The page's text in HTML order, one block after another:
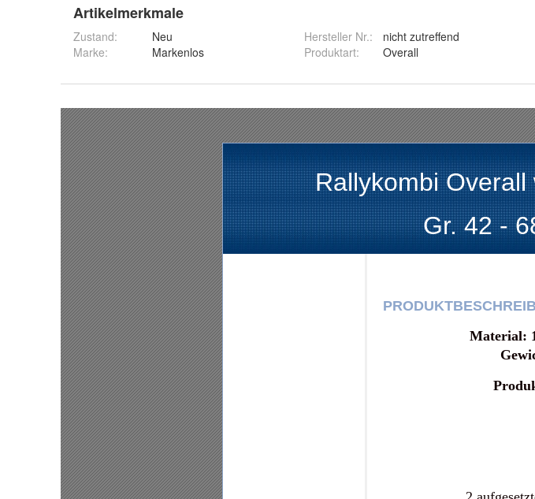
Artikelmerkmale
Zustand:
Neu
Marke:
Markenlos
Hersteller Nr.:
nicht zutreffend
Produktart: Overall